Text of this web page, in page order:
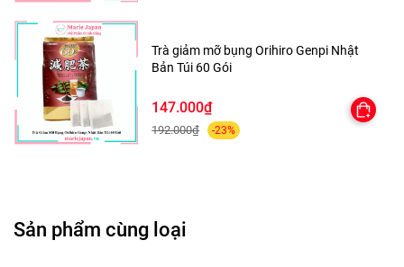
Trà giảm mỡ bụng Orihiro Genpi Nhật
Bản Túi 60 Gói
147.000₫
192.000₫ -23%
Sản phẩm cùng loại